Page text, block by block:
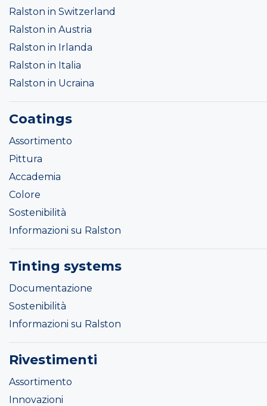
Ralston in Switzerland
Ralston in Austria
Ralston in Irlanda
Ralston in Italia
Ralston in Ucraina
Coatings
Assortimento
Pittura
Accademia
Colore
Sostenibilità
Informazioni su Ralston
Tinting systems
Documentazione
Sostenibilità
Informazioni su Ralston
Rivestimenti
Assortimento
Innovazioni